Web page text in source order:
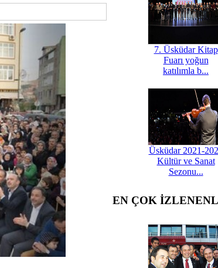
7. Üsküdar Kitap
Fuarı yoğun
katılımla b...
Üsküdar 2021-
Kültür ve Sanat
Sezonu...
EN ÇOK